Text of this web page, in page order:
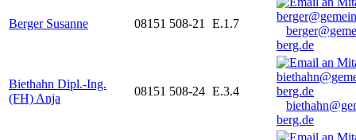
Berger Susanne 08151 508-21 E.1.7
berg.de
Biethahn Dipl.-Ing.
(FH) Anja
08151 508-24 E.3.4
berg.de